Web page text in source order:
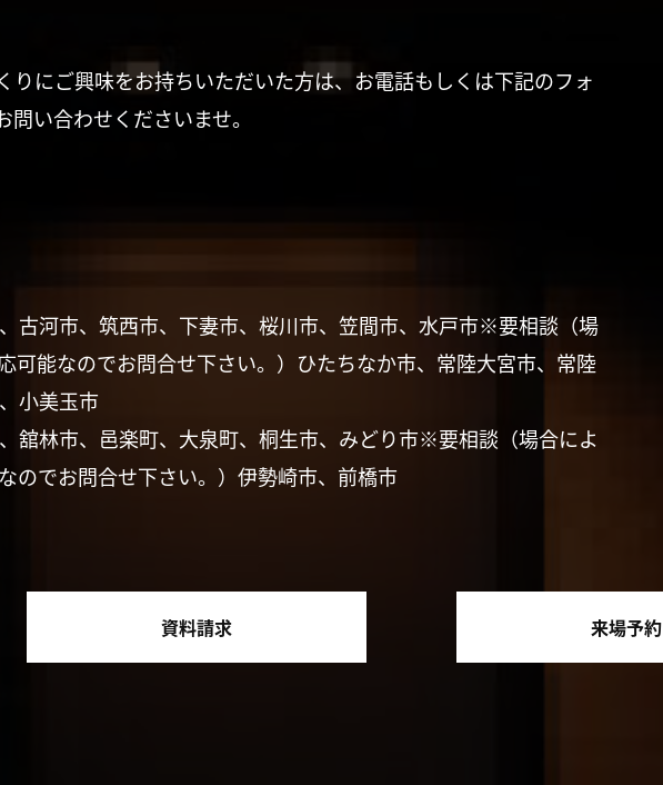
りにご興味をお持ちいただいた方は、お電話もしくは下記のフォ
い合わせくださいませ。
古河市、筑西市、下妻市、桜川市、笠間市、水戸市※要相談（場
可能なのでお問合せ下さい。）ひたちなか市、常陸大宮市、常陸
小美玉市
舘林市、邑楽町、大泉町、桐生市、みどり市※要相談（場合によ
のでお問合せ下さい。）伊勢崎市、前橋市
資料請求 来場予約